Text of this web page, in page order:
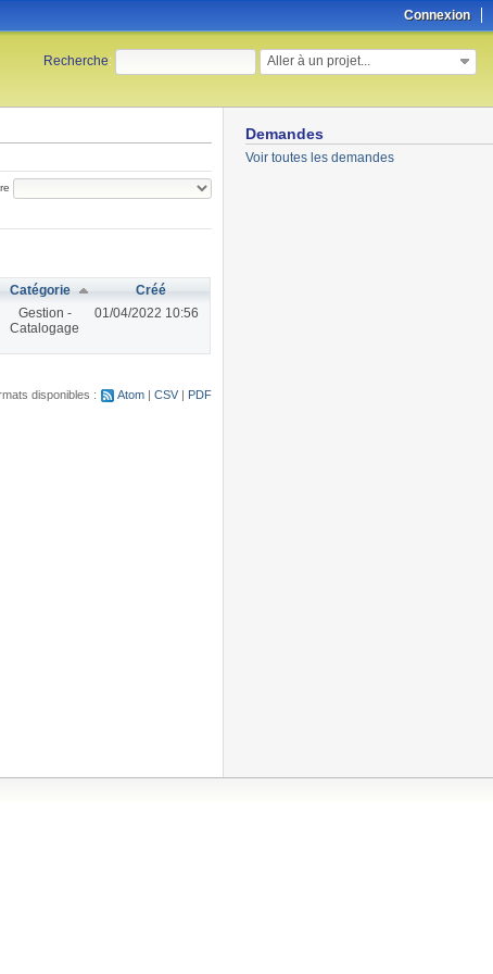
Connexion
Recherche: Aller à un projet...
Demandes
Voir toutes les demandes
Catégorie
Créé
Gestion -
Catalogage
01/04/2022 10:56
disponibles :
Atom CSV PDF